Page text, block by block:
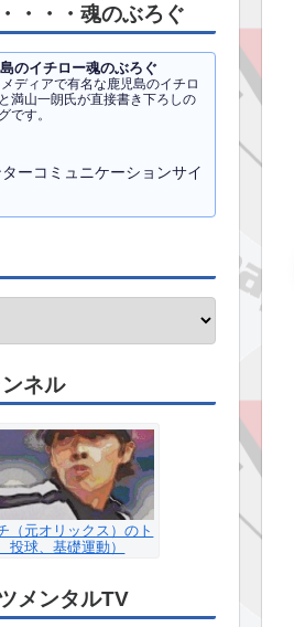
・・・魂のぶろぐ
のイチロー魂のぶろぐ
ディアで有名な鹿児島のイチロ
満山一朗氏が直接書き下ろしの
です。
ーコミュニケーションサイ
ネル
（元オリックス）のト
投球、基礎運動）
メンタルTV